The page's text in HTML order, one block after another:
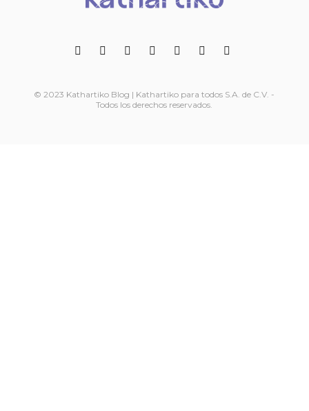
© 2023 Kathartiko Blog | Kathartiko para todos S.A. de C.V. -
Todos los derechos reservados.